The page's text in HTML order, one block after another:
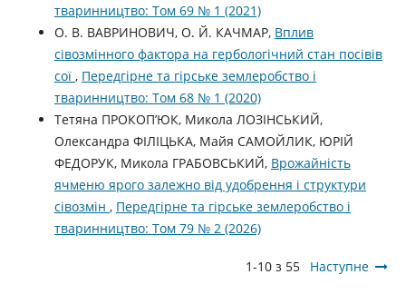
тваринництво: Том 69 № 1 (2021)
О. В. ВАВРИНОВИЧ, О. Й. КАЧМАР, Вплив
сівозмінного фактора на гербологічний стан посівів
сої , Передгірне та гірське землеробство і
тваринництво: Том 68 № 1 (2020)
Тетяна ПРОКОП’ЮК, Микола ЛОЗІНСЬКИЙ,
Олександра ФІЛІЦЬКА, Майя САМОЙЛИК, ЮРІЙ
ФЕДОРУК, Микола ГРАБОВСЬКИЙ, Врожайність
ячменю ярого залежно від удобрення і структури
сівозмін , Передгірне та гірське землеробство і
тваринництво: Том 79 № 2 (2026)
1-10 з 55 Наступне